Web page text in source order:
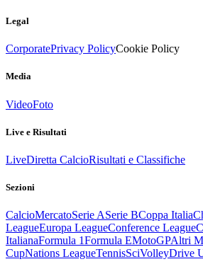
Legal
CorporatePrivacy PolicyCookie Policy
Media
VideoFoto
Live e Risultati
LiveDiretta CalcioRisultati e Classifiche
Sezioni
CalcioMercatoSerie ASerie BCoppa Italia
LeagueEuropa LeagueConference League
ItalianaFormula 1Formula EMotoGPAltri
CupNations LeagueTennisSciVolleyDrive